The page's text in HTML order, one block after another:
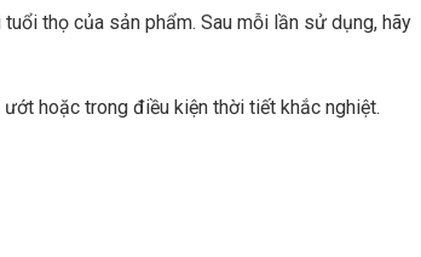
thọ của sản phẩm. Sau mỗi lần sử dụng, hãy
hoặc trong điều kiện thời tiết khắc nghiệt.